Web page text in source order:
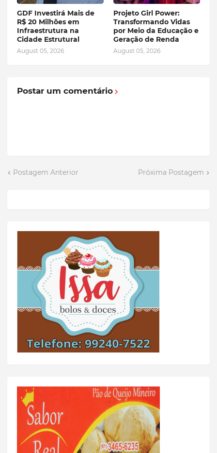
GDF Investirá Mais de
R$ 20 Milhões em
Infraestrutura na
Cidade Estrutural
August 05, 2026
Projeto Girl Power:
Transformando Vidas
por Meio da Educação e
Geração de Renda
August 05, 2026
Postar um comentário
Postagem Anterior Próxima Postagem